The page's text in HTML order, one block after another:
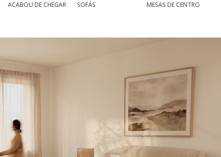
ACABOU DE CHEGAR SOFÁS MESAS DE CENTRO